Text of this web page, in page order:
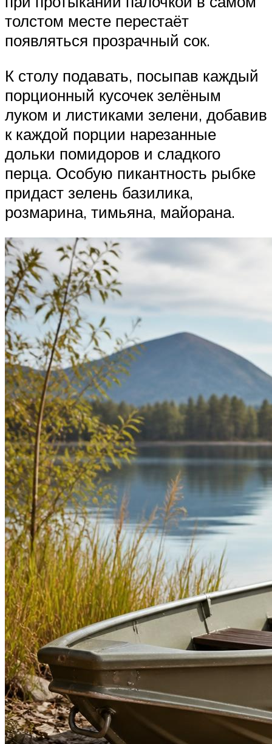
толстом месте перестаёт
появляться прозрачный сок.
К столу подавать, посыпав каждый
порционный кусочек зелёным
луком и листиками зелени, добавив
к каждой порции нарезанные
дольки помидоров и сладкого
перца. Особую пикантность рыбке
придаст зелень базилика,
розмарина, тимьяна, майорана.